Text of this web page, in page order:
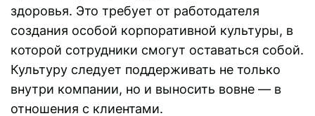
здоровья. Это требует от работодателя
создания особой корпоративной культуры, в
которой сотрудники смогут оставаться собой.
Культуру следует поддерживать не только
внутри компании, но и выносить вовне — в
отношения с клиентами.